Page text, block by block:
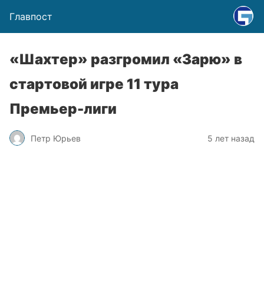
Главпост
«Шахтер» разгромил «Зарю» в
стартовой игре 11 тура
Премьер-лиги
Петр Юрьев 5 лет назад